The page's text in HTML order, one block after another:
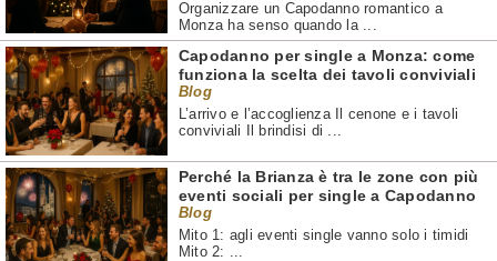
Organizzare un Capodanno romantico a
Monza ha senso quando la ...
Capodanno per single a Monza: come
funziona la scelta dei tavoli conviviali
Blog
L’arrivo e l’accoglienza Il cenone e i tavoli
conviviali Il brindisi di ...
Perché la Brianza è tra le zone con più
eventi sociali per single a Capodanno
Blog
Mito 1: agli eventi single vanno solo i timidi
Mito 2: ...